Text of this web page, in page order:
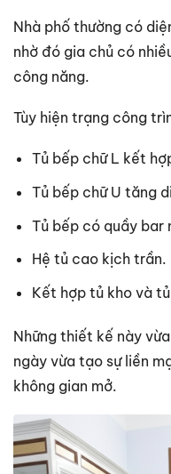
Nhà phố thường có
nhờ đó gia chủ có
công năng.
Tùy hiện trạng công
Tủ bếp chữ L kết
Tủ bếp chữ U tăng
Tủ bếp có quầy bar
Hệ tủ cao kịch trần.
Kết hợp tủ kho và
Những thiết kế này
ngày vừa tạo sự liền
không gian mở.